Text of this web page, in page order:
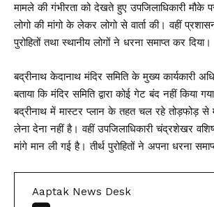
मामले की गंभीरता को देखते हुए उपजिलाधिकारी मौके
लोगो की मांगो के लेकर लोगो से वार्ता की। वहीं
पुरोहितों तथा स्थानीय लोगों ने धरना समाप्त कर दिया।
बद्रीनाथ केदानाथ मंदिर समिति के मुख्य कार्यकारी
बताया कि मंदिर समिति द्वारा कोई गेट बंद नहीं किया
बद्रीनाथ में मास्टर प्लान के तहत चल रहे तोड़फोड़ से
लेना देना नहीं है। वहीं उपजिलाधिकारी चंद्रशेखर
मांगे मान ली गई है। तीर्थ पुरोहितों ने अपना धरना
Aaptak News Desk